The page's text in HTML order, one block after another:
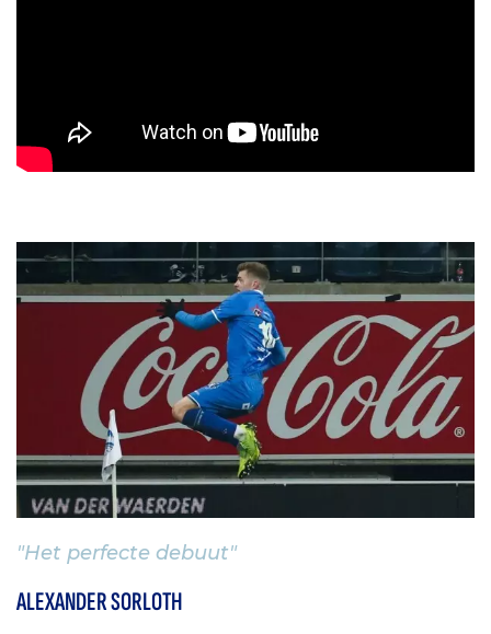
"Het perfecte debuut"
ALEXANDER SORLOTH